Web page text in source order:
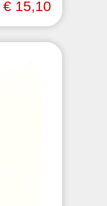
€ 15,10